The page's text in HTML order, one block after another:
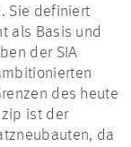
Sie definiert
als Basis und
der SIA
des heute
ist der
da